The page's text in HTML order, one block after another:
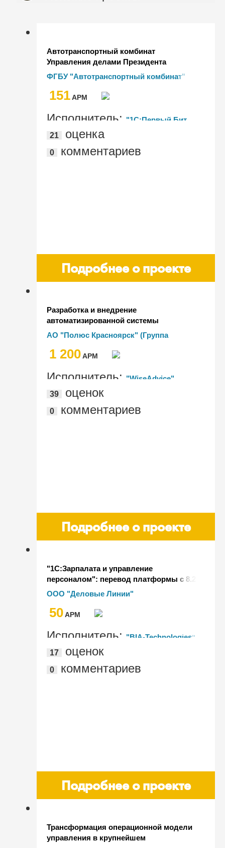
Автотранспортный комбинат
Управления делами Президента
эффективно управляет 1500
автомобилей с решениями "1С"
ФГБУ "Автотранспортный комбинат"
Российской Федерации
151AРМ
Исполнитель: "1С:Первый Бит,
Москва - м. Семеновская"
21 оценка
0 комментариев
Подробнее о проекте
Разработка и внедрение
автоматизированной системы
управления персоналом в группе
компаний "Полюс"
АО "Полюс Красноярск" (Группа
1 200AРМ
Исполнитель: "WiseAdvice"
39
оценок
0 комментариев
Подробнее о проекте
"1С:Зарпалата и управление
персоналом": перевод платформы с 8.2
редакции 2.5 на 8.3 редакции 3.1
ООО "Деловые Линии"
50AРМ
Исполнитель: "BIA-Technologies"
17
оценок
0 комментариев
Подробнее о проекте
Трансформация операционной модели
управления в крупнейшем